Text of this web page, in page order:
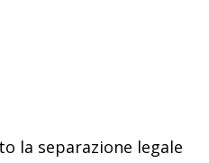
la separazione legale